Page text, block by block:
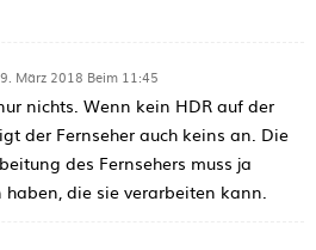
März 2018 Beim 11:45
nichts. Wenn kein HDR auf der
der Fernseher auch keins an. Die
des Fernsehers muss ja
die sie verarbeiten kann.